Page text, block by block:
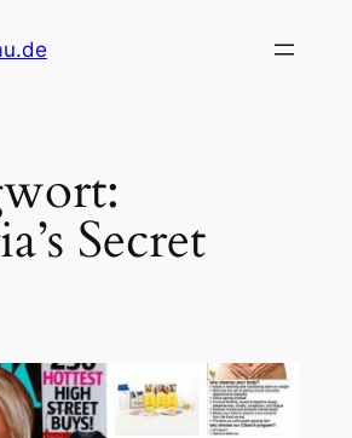
Secret